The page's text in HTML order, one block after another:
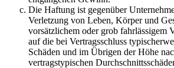
Die Haftung ist gegenüber
Verletzung von Leben, Körper und
vorsätzlichem oder grob fahrlässigem
auf die bei Vertragsschluss
Schäden und im Übrigen der Höhe
vertragstypischen